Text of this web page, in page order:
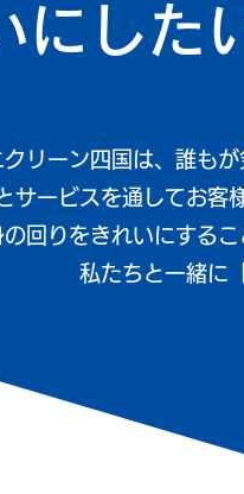
にし
リーン四国は、誰も
サービスを通してお客
の回りをきれいにする
私たちと一緒に